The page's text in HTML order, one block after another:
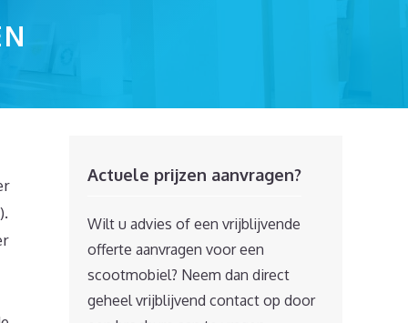
Actuele prijzen aanvragen?
Wilt u advies of een vrijblijvende
offerte aanvragen voor een
scootmobiel? Neem dan direct
geheel vrijblijvend contact op door